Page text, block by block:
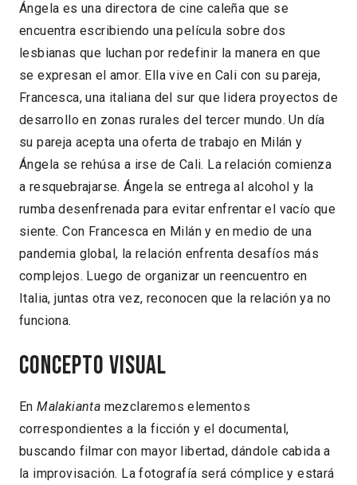
Ángela es una directora de cine caleña que se
encuentra escribiendo una película sobre dos
lesbianas que luchan por redefinir la manera en que
se expresan el amor. Ella vive en Cali con su pareja,
Francesca, una italiana del sur que lidera proyectos de
desarrollo en zonas rurales del tercer mundo. Un día
su pareja acepta una oferta de trabajo en Milán y
Ángela se rehúsa a irse de Cali. La relación comienza
a resquebrajarse. Ángela se entrega al alcohol y la
rumba desenfrenada para evitar enfrentar el vacío que
siente. Con Francesca en Milán y en medio de una
pandemia global, la relación enfrenta desafíos más
complejos. Luego de organizar un reencuentro en
Italia, juntas otra vez, reconocen que la relación ya no
funciona.
Concepto visual
EnMalakianta mezclaremos elementos
correspondientes a la ficción y el documental,
buscando filmar con mayor libertad, dándole cabida a
la improvisación. La fotografía será cómplice y estará